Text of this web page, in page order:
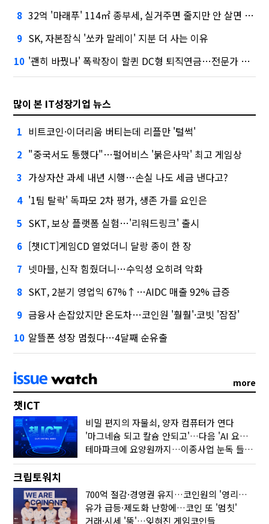
8 32억 '마래푸' 114㎡ 종부세, 실거주면 줄지만 안 살면 2.5배
9 SK, 자본잠식 '쏘카 말레이' 지분 더 사는 이유
10 '괜히 바꿨나' 폭락장이 할퀸 DC형 퇴직연금…전문가 조언은
많이 본 IT성장기업 뉴스
1 비트코인·이더리움 버티는데 리플만 '털썩'
2 "중국서도 통했다"…펄어비스 '붉은사막' 최고 게임상
3 가상자산 과세 내년 시행…손실 나도 세금 낸다고?
4 '1팀 탈락' 독파모 2차 평가, 생존 가를 요인은
5 SKT, 보상 플랫폼 실험…'리워드링크' 출시
6 [챗ICT]게임CD 열었더니 달랑 종이 한 장
7 넷마블, 신작 힘줬더니…수익성 오히려 악화
8 SKT, 2분기 영업익 67%↑…AIDC 매출 92% 급증
9 금융사 손잡았지만 온도차…코인원 '훨훨'·코빗 '잠잠'
10 알뜰폰 성장 멈췄다…4달째 순유출
more
챗ICT
비밀 편지의 자물쇠, 양자 컴퓨터가 연다
'마그네슘 되고 칼슘 안되고'…다음 'AI 요약' 갈 길은
테마파크에 요양원까지…이종사업 눈독 들이는 게임사
크립토워치
700억 절감·경영권 유지…코인원의 '영리한 딜'
유가 급등·제도화 난항에…코인 또 '멈칫'
거래·시세 '뚝'…잊혀진 게임코인들